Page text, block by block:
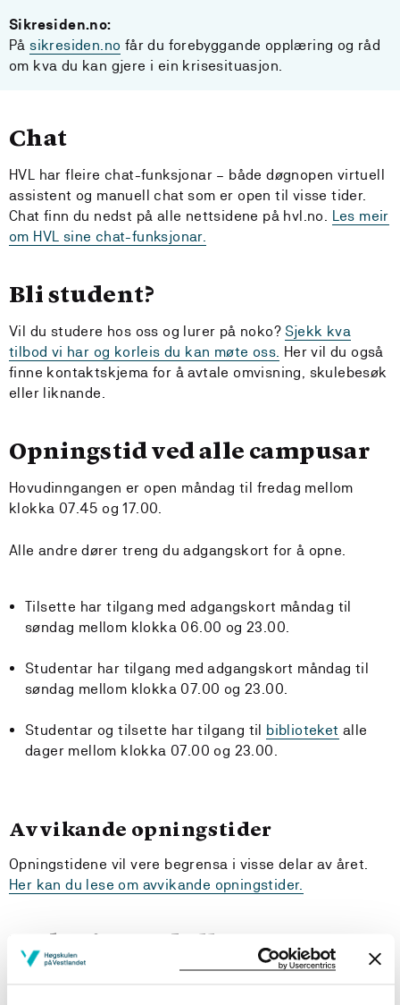
Sikresiden.no:
Påsikresiden.no får du forebyggande opplæring og råd
om kva du kan gjere i ein krisesituasjon.
Chat
HVL har fleire chat-funksjonar – både døgnopen virtuell
assistent og manuell chat som er open til visse tider.
Chat finn du nedst på alle nettsidene på hvl.no. Les meir
om HVL sine chat-funksjonar.
Bli student?
Vil du studere hos oss og lurer på noko? Sjekk kva
tilbod vi har og korleis du kan møte oss. Her vil du også
finne kontaktskjema for å avtale omvisning, skulebesøk
eller liknande.
Opningstid ved alle campusar
Hovudinngangen er open måndag til fredag mellom
klokka 07.45 og 17.00.
Alle andre dører treng du adgangskort for å opne.
Tilsette har tilgang med adgangskort måndag til
søndag mellom klokka 06.00 og 23.00.
Studentar har tilgang med adgangskort måndag til
søndag mellom klokka 07.00 og 23.00.
Studentar og tilsette har tilgang til biblioteket alle
dager mellom klokka 07.00 og 23.00.
Avvikande opningstider
Opningstidene vil vere begrensa i visse delar av året.
Her kan du lese om avvikande opningstider.
Parkering ved alle campusar